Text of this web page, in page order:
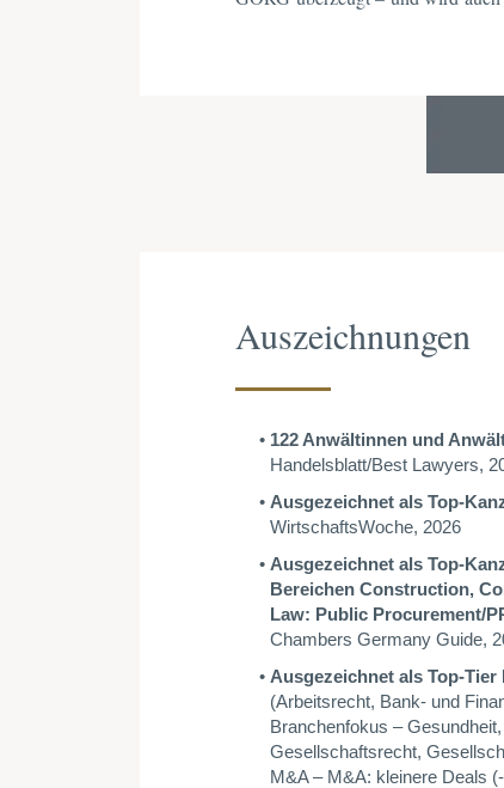
Auszeichnungen
122 Anwältinnen und
Handelsblatt/Best Lawyers,
Ausgezeichnet als Top-
WirtschaftsWoche, 2026
Ausgezeichnet als Top-
Bereichen Construction,
Law: Public Procurement/
Chambers Germany Guide,
Ausgezeichnet als Top-
(Arbeitsrecht, Bank- und
Branchenfokus – Gesundheit,
Gesellschaftsrecht,
M&A – M&A: kleinere Deals